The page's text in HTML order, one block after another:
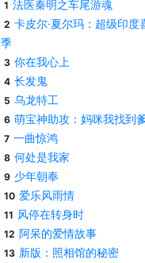
1 法医秦明之车尾游魂
2 卡皮尔·夏尔玛：超级印度
季
3 你在我心上
4 长发鬼
5 乌龙特工
6 萌宝神助攻：妈咪我找到
7 一曲惊鸿
8 何处是我家
9 少年朝奉
10 爱乐风雨情
11 风停在转身时
12 阿呆的爱情故事
13 新版：照相馆的秘密